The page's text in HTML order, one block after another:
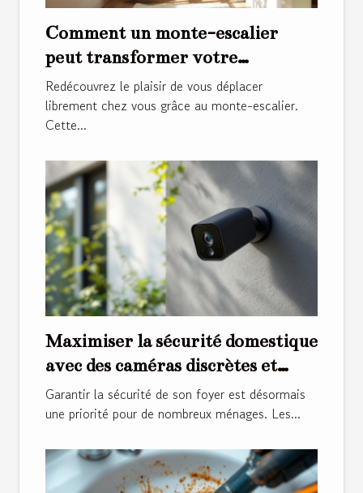
Comment un monte-escalier
peut transformer votre
quotidien ?
Redécouvrez le plaisir de vous déplacer
librement chez vous grâce au monte-escalier.
Cette...
Maximiser la sécurité domestique
avec des caméras discrètes et
performantes
Garantir la sécurité de son foyer est désormais
une priorité pour de nombreux ménages. Les...